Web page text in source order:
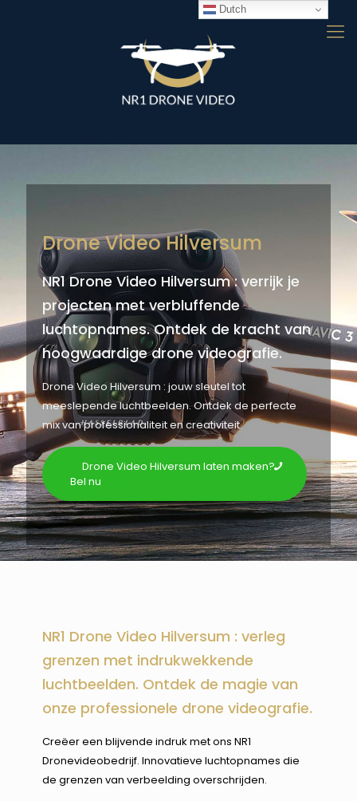
Drone Video Hilversum
NR1 Drone Video Hilversum : verrijk je
projecten met verbluffende
luchtopnames. Ontdek de kracht van
hoogwaardige drone videografie.
Drone Video Hilversum : jouw sleutel tot
meeslepende luchtbeelden. Ontdek de perfecte
mix van professionaliteit en creativiteit.
Drone Video Hilversum laten maken?
Bel nu
NR1 Drone Video Hilversum : verleg
grenzen met indrukwekkende
luchtbeelden. Ontdek de magie van
onze professionele drone videografie.
Creëer een blijvende indruk met ons NR1
Dronevideobedrijf. Innovatieve luchtopnames die
de grenzen van verbeelding overschrijden.
Dutch